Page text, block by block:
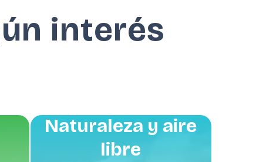
interés
Naturaleza y aire
libre